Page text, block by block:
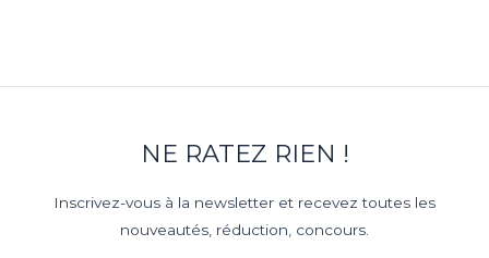
NE RATEZ RIEN !
Inscrivez-vous à la newsletter et recevez toutes les
nouveautés, réduction, concours.